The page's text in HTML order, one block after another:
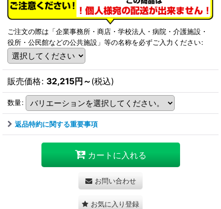
ご注文の際は「企業事務所・商店・学校法人・病院・介護施設・
役所・公民館などの公共施設」等の名称を必ずご入力ください:
販売価格: 32,215円～(税込)
数量:
返品特約に関する重要事項
カートに入れる
お問い合わせ
お気に入り登録